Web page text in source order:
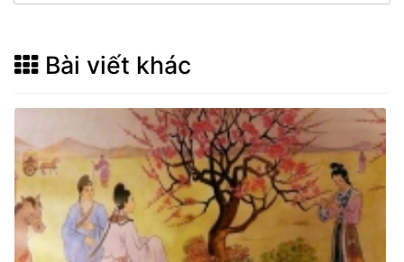
Bài viết khác